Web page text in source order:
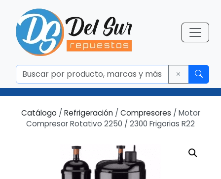
Catálogo / Refrigeración/ Compresores / Motor
Compresor Rotativo 2250 / 2300 Frigorias R22